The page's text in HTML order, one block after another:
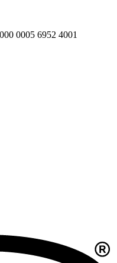
0005 6952 4001